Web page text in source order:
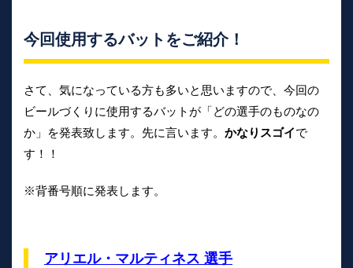
今回使用するバットをご紹介！
さて、気になっている方も多いと思いますので、今回の
ビールづくりに使用するバットが「どの選手のものなの
か」を発表致します。先に言います。 かなりスゴイで
す！！
※背番号順に発表します。
アリエル・マルティネス 選手